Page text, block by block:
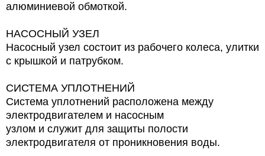
алюминиевой обмоткой.
НАСОСНЫЙ УЗЕЛ
Насосный узел состоит из рабочего колеса, улитки
с крышкой и патрубком.
СИСТЕМА УПЛОТНЕНИЙ
Система уплотнений расположена между
электродвигателем и насосным
узлом и служит для защиты полости
электродвигателя от проникновения воды.